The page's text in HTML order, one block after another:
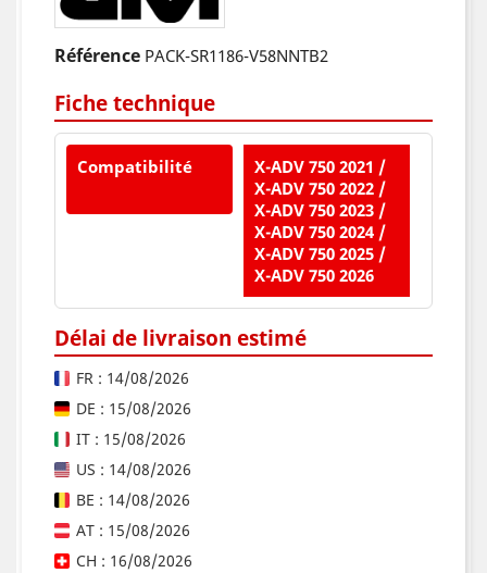
Référence PACK-SR1186-V58NNTB2
Fiche technique
Compatibilité
X-ADV 750 2021 /
X-ADV 750 2022 /
X-ADV 750 2023 /
X-ADV 750 2024 /
X-ADV 750 2025 /
X-ADV 750 2026
Délai de livraison estimé
FR : 14/08/2026
DE : 15/08/2026
IT : 15/08/2026
US : 14/08/2026
BE : 14/08/2026
AT : 15/08/2026
CH : 16/08/2026